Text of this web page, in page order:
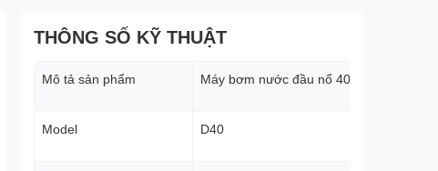
THÔNG SỐ KỸ THUẬT
Mô tả sản phẩm Máy bơm nước đầu nổ 40HP
Model D40